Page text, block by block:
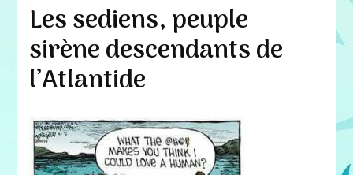
Les sediens, peuple
sirène descendants de
l’Atlantide